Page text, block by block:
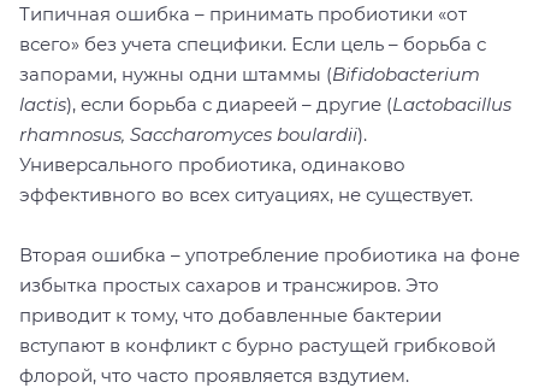
Типичная ошибка – принимать пробиотики «от
всего» без учета специфики. Если цель – борьба с
запорами, нужны одни штаммы (Bifidobacterium
lactis), если борьба с диареей – другие (Lactobacillus
rhamnosus, Saccharomyces boulardii).
Универсального пробиотика, одинаково
эффективного во всех ситуациях, не существует.
Вторая ошибка – употребление пробиотика на фоне
избытка простых сахаров и трансжиров. Это
приводит к тому, что добавленные бактерии
вступают в конфликт с бурно растущей грибковой
флорой, что часто проявляется вздутием.